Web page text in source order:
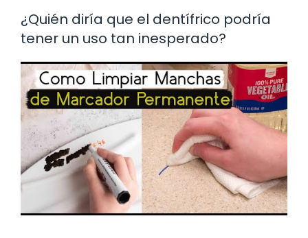
¿Quién diría que el dentífrico podría
tener un uso tan inesperado?